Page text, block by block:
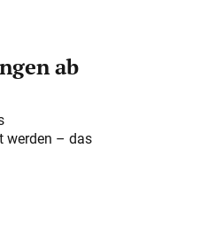
ab
werden – das